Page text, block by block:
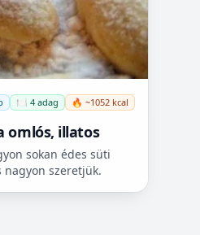
🍽️ 4 adag 🔥 ~1052 kcal
omlós, illatos
sokan édes süti
szeretjük.